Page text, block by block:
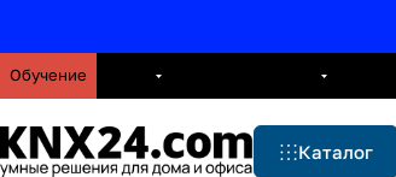
Обучение
Каталог